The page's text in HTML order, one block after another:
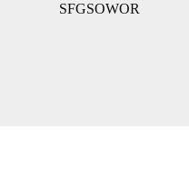
SFGSOWOR